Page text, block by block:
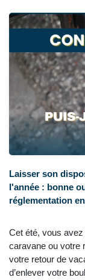
Laisser son
l'année : bonne
réglementation
Cet été, vous
caravane ou votre
votre retour de
d’enlever votre